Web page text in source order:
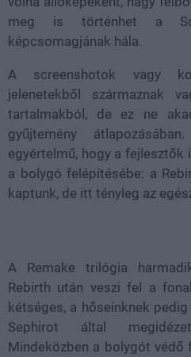
meg is történhet a
képcsomagjának hála.
A screenshotok vagy
jelenetekből származnak
tartalmakból, de ez ne
gyűjtemény
egyértelmű, hogy a
a bolygó felépítésébe: a
kaptunk, de itt tényleg az
A Remake trilógia
Rebirth után veszi fel a
kétséges, a hőseinknek
Sephirot által
Mindeközben a bolygót védő